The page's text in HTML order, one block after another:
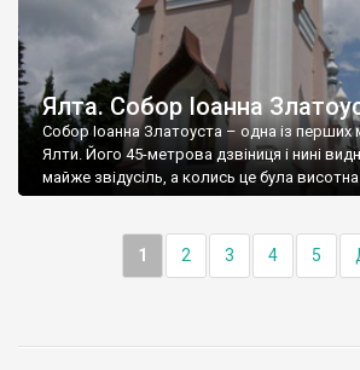
Ялта. Собор Іоанна
Собор Іоанна Златоуста – одна із перших
Ялти. Його 45-метрова дзвіниця і нині
майже звідусіль, а колись це була
1 2 3 4 5